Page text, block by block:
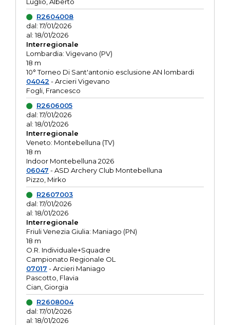
R2604008
dal: 17/01/2026
al: 18/01/2026
Interregionale
Lombardia: Vigevano (PV)
18 m
10° Torneo Di Sant'antonio esclusione AN lombardi
04042 - Arcieri Vigevano
Fogli, Francesco
R2606005
dal: 17/01/2026
al: 18/01/2026
Interregionale
Veneto: Montebelluna (TV)
18 m
Indoor Montebelluna 2026
06047 - ASD Archery Club Montebelluna
Pizzo, Mirko
R2607003
dal: 17/01/2026
al: 18/01/2026
Interregionale
Friuli Venezia Giulia: Maniago (PN)
18 m
O.R. Individuale+Squadre
Campionato Regionale OL
07017 - Arcieri Maniago
Pascotto, Flavia
Cian, Giorgia
R2608004
dal: 17/01/2026
al: 18/01/2026